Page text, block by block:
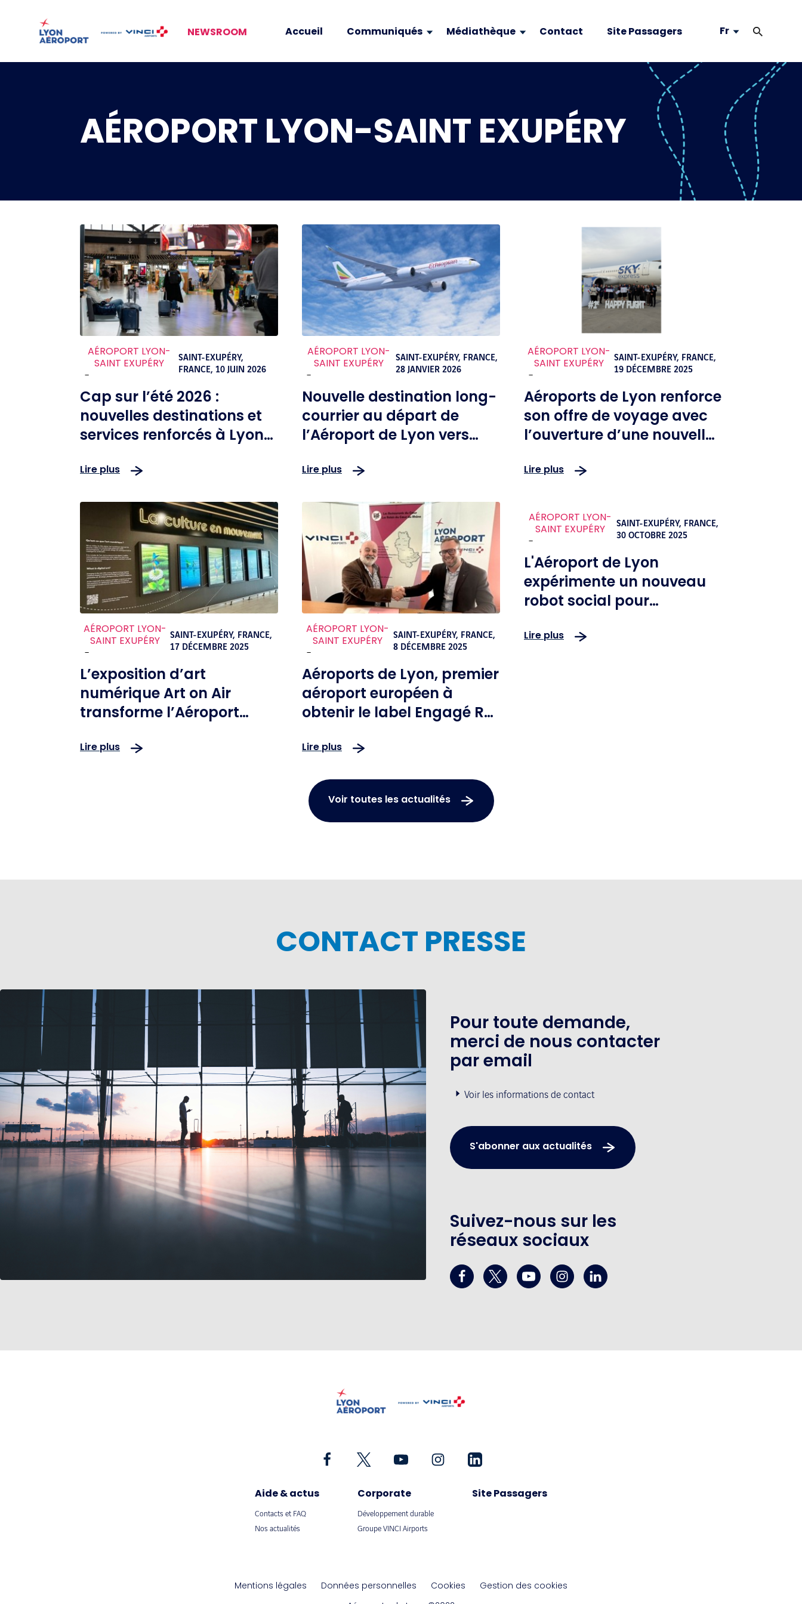
NEWSROOM Accueil Communiqués Médiathèque Contact Site Passagers Fr
AÉROPORT LYON-SAINT EXUPÉRY
AÉROPORT LYON-
SAINT EXUPÉRY
-
SAINT-EXUPÉRY,
FRANCE, 10 JUIN 2026
Cap sur l’été 2026 :
nouvelles destinations et
services renforcés à Lyon
Lire plus
AÉROPORT LYON-
SAINT EXUPÉRY
-
SAINT-EXUPÉRY, FRANCE,
28 JANVIER 2026
Nouvelle destination long-
courrier au départ de
l’Aéroport de Lyon vers
une nouvelle porte
Lire plus
AÉROPORT LYON-
SAINT EXUPÉRY
-
SAINT-EXUPÉRY, FRANCE,
19 DÉCEMBRE 2025
Aéroports de Lyon renforce
son offre de voyage avec
l’ouverture d’une nouvelle
par Sky Express
Lire plus
AÉROPORT LYON-
SAINT EXUPÉRY
-
SAINT-EXUPÉRY, FRANCE,
17 DÉCEMBRE 2025
L’exposition d’art
numérique Art on Air
transforme l’Aéroport
véritable lieu de voyage
Lire plus
AÉROPORT LYON-
SAINT EXUPÉRY
-
SAINT-EXUPÉRY, FRANCE,
8 DÉCEMBRE 2025
Aéroports de Lyon, premier
aéroport européen à
obtenir le label Engagé RSE
d'AFNOR
Lire plus
AÉROPORT LYON-
SAINT EXUPÉRY
-
SAINT-EXUPÉRY, FRANCE,
30 OCTOBRE 2025
L'Aéroport de Lyon
expérimente un nouveau
robot social pour
ses passagers
Lire plus
Voir toutes les actualités
CONTACT PRESSE
Pour toute demande,
merci de nous contacter
par email
Voir les informations de contact
S'abonner aux actualités
Suivez-nous sur les
réseaux sociaux
Aide & actus
Contacts et FAQ
Nos actualités
Corporate
Développement durable
Groupe VINCI Airports
Site Passagers
Mentions légales Données personnelles Cookies
Gestion des cookies